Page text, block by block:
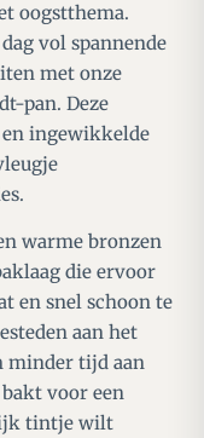
oogstthema.
vol spannende
met onze
pan. Deze
ingewikkelde
warme bronzen
die ervoor
en snel schoon te
aan het
minder tijd aan
voor een
tintje wilt